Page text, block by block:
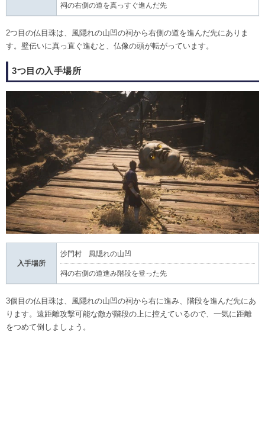
祠の右側の道を真っすぐ進んだ先
2つ目の仏目珠は、風隠れの山凹の祠から右側の道を進んだ先にありま
す。壁伝いに真っ直ぐ進むと、仏像の頭が転がっています。
3つ目の入手場所
入手場所
沙門村 風隠れの山凹
祠の右側の道進み階段を登った先
3個目の仏目珠は、風隠れの山凹の祠から右に進み、階段を進んだ先にあ
ります。遠距離攻撃可能な敵が階段の上に控えているので、一気に距離
をつめて倒しましょう。